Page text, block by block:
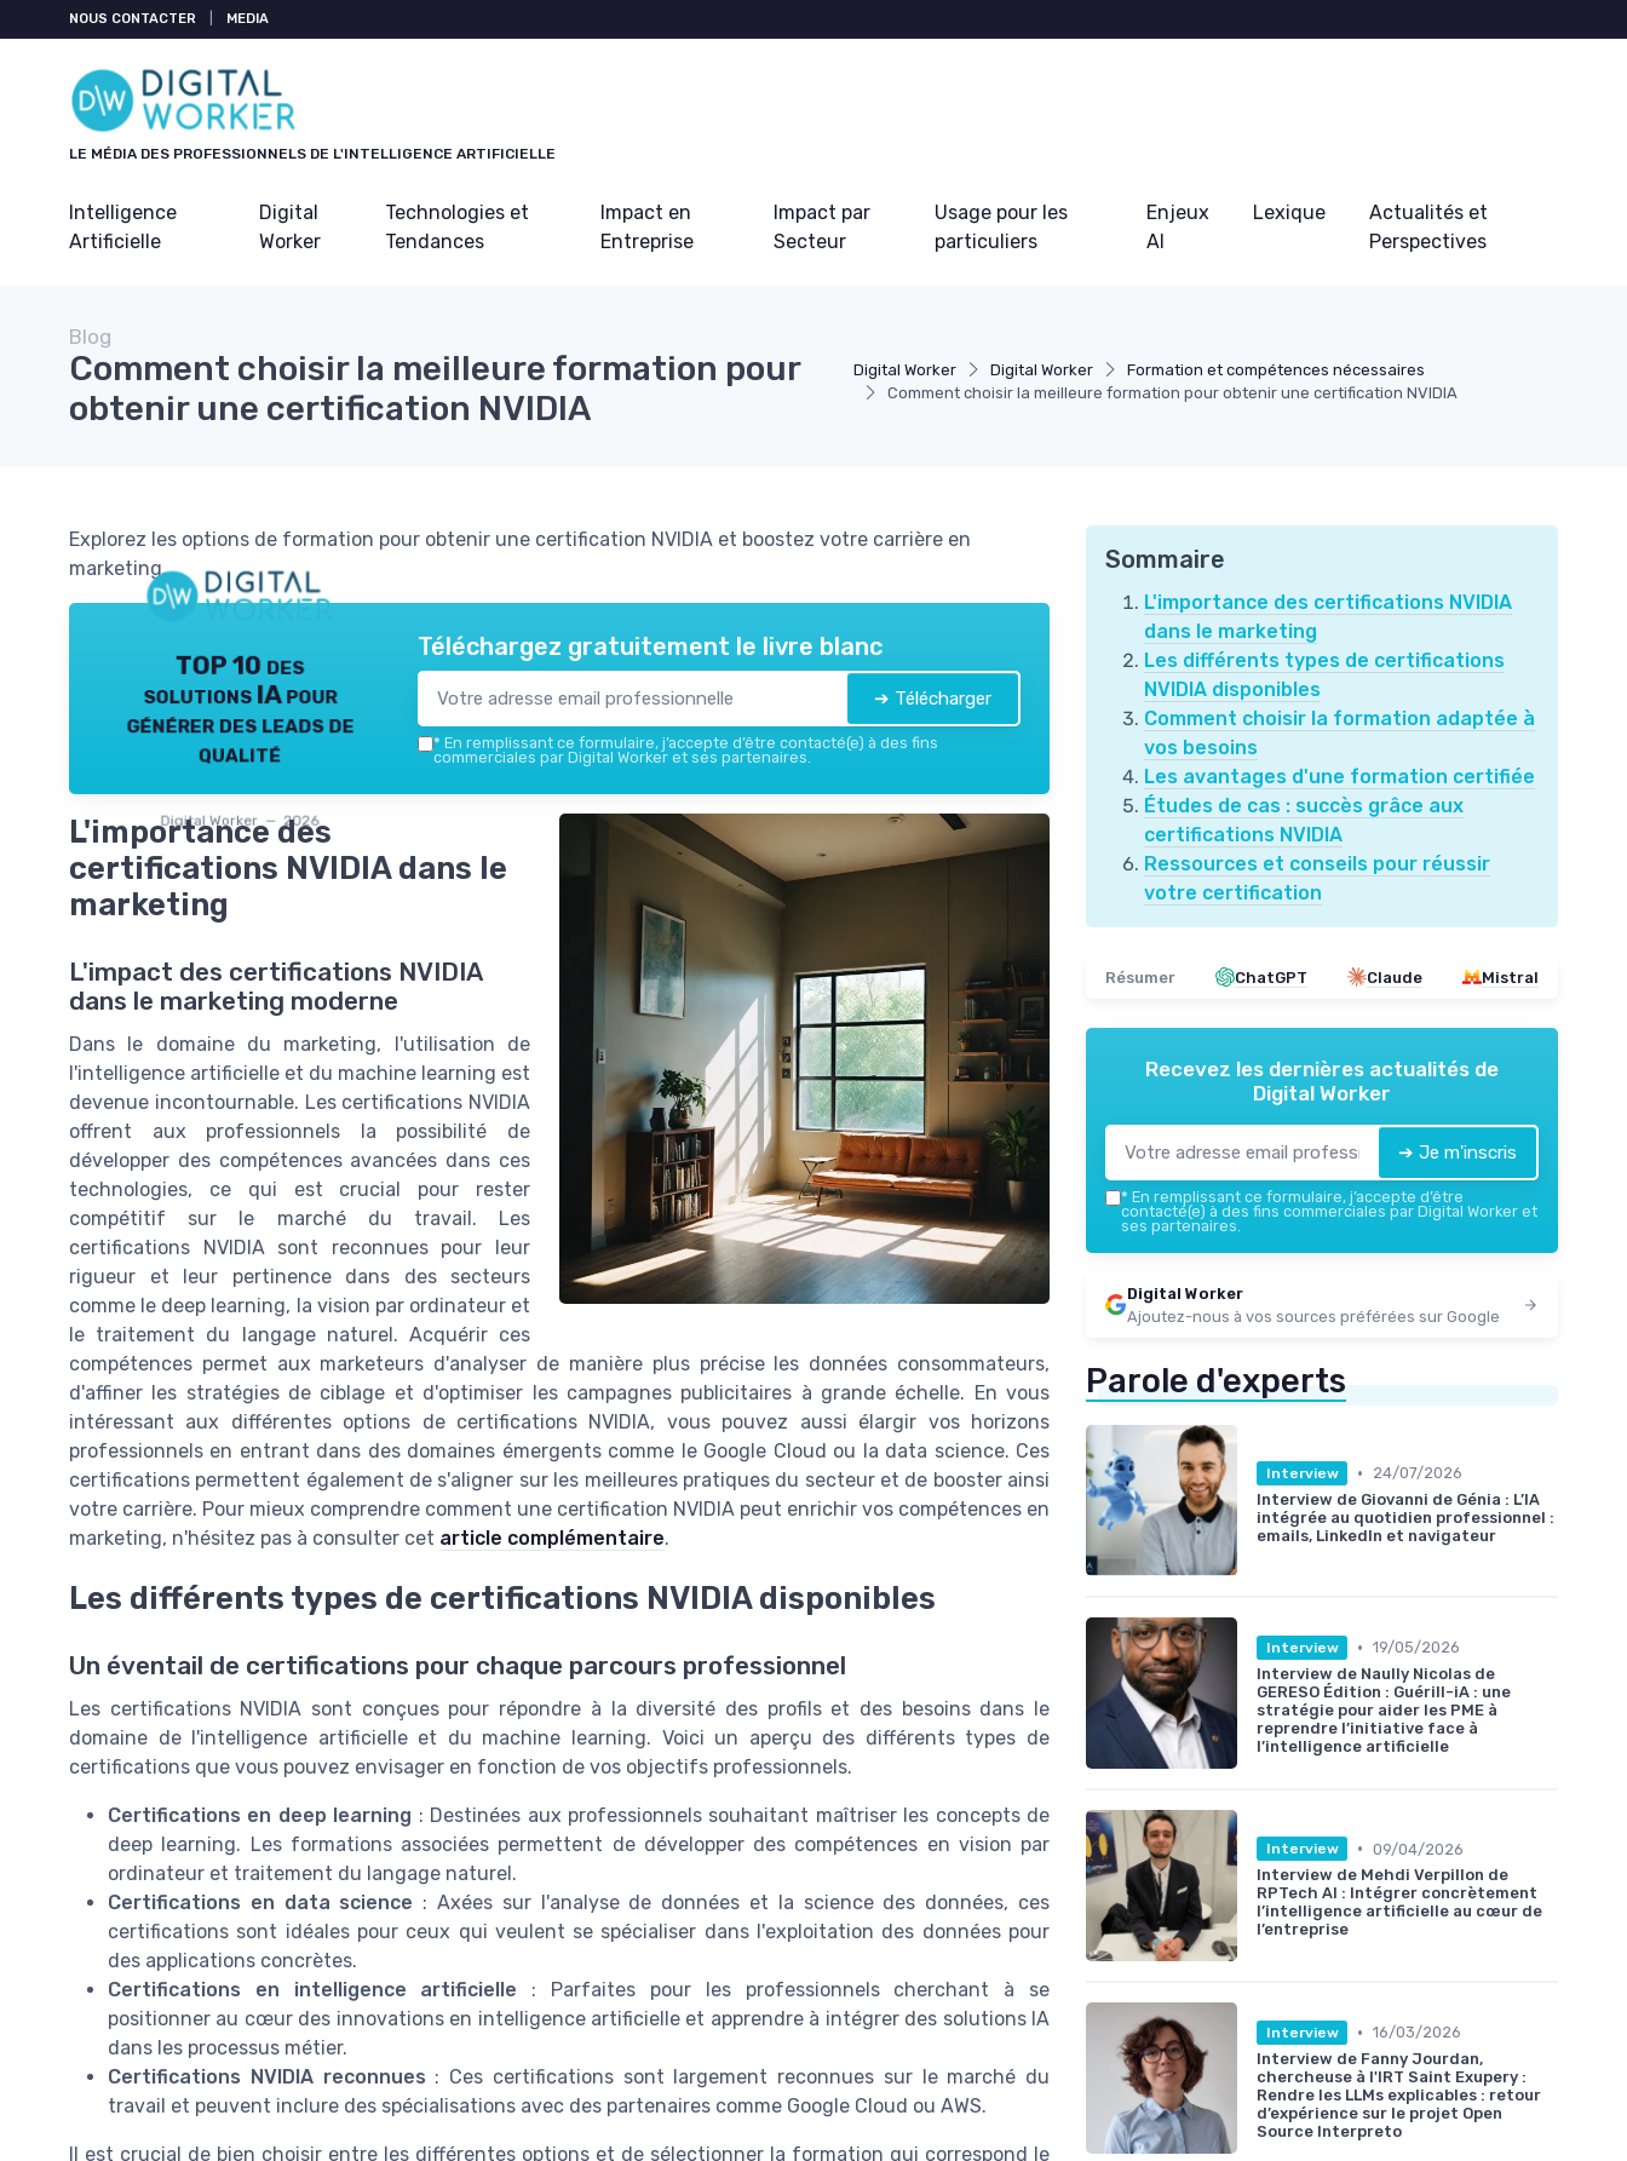
NOUS CONTACTER MEDIA
LE MÉDIA DES PROFESSIONNELS DE L'INTELLIGENCE ARTIFICIELLE
Intelligence
Artificielle
Digital
Worker
Technologies et
Tendances
Impact en
Entreprise
Impact par
Secteur
Usage pour les
particuliers
Enjeux
AI
Lexique
Actualités et
Perspectives
Digital Worker Digital Worker
Formation et compétences nécessaires
Comment choisir la meilleure formation pour obtenir une certification NVIDIA
Blog
Comment choisir la meilleure formation pour
obtenir une certification NVIDIA
Explorez les options de formation pour obtenir une certification NVIDIA et boostez votre carrière en
marketing.
TOP 10 des
solutions IA pour
générer des leads de
qualité
Digital Worker — 2026
Téléchargez gratuitement le livre blanc
➔ Télécharger
* En remplissant ce formulaire, j’accepte d’être contacté(e) à des fins
commerciales par Digital Worker et ses partenaires.
L'importance des
certifications NVIDIA dans le
marketing
L'impact des certifications NVIDIA
dans le marketing moderne
Dans le domaine du marketing, l'utilisation de
l'intelligence artificielle et du machine learning est
devenue incontournable. Les certifications NVIDIA
offrent aux professionnels la possibilité de
développer des compétences avancées dans ces
technologies, ce qui est crucial pour rester
compétitif sur le marché du travail. Les
certifications NVIDIA sont reconnues pour leur
rigueur et leur pertinence dans des secteurs
comme le deep learning, la vision par ordinateur et
le traitement du langage naturel. Acquérir ces
compétences permet aux marketeurs d'analyser de manière plus précise les données consommateurs,
d'affiner les stratégies de ciblage et d'optimiser les campagnes publicitaires à grande échelle. En vous
intéressant aux différentes options de certifications NVIDIA, vous pouvez aussi élargir vos horizons
professionnels en entrant dans des domaines émergents comme le Google Cloud ou la data science. Ces
certifications permettent également de s'aligner sur les meilleures pratiques du secteur et de booster ainsi
votre carrière. Pour mieux comprendre comment une certification NVIDIA peut enrichir vos compétences en
marketing, n'hésitez pas à consulter cet article complémentaire.
Les différents types de certifications NVIDIA disponibles
Un éventail de certifications pour chaque parcours professionnel
Les certifications NVIDIA sont conçues pour répondre à la diversité des profils et des besoins dans le
domaine de l'intelligence artificielle et du machine learning. Voici un aperçu des différents types de
certifications que vous pouvez envisager en fonction de vos objectifs professionnels.
Certifications en deep learning : Destinées aux professionnels souhaitant maîtriser les concepts de
deep learning. Les formations associées permettent de développer des compétences en vision par
ordinateur et traitement du langage naturel.
Certifications en data science : Axées sur l'analyse de données et la science des données, ces
certifications sont idéales pour ceux qui veulent se spécialiser dans l'exploitation des données pour
des applications concrètes.
Certifications en intelligence artificielle : Parfaites pour les professionnels cherchant à se
positionner au cœur des innovations en intelligence artificielle et apprendre à intégrer des solutions IA
dans les processus métier.
Certifications NVIDIA reconnues : Ces certifications sont largement reconnues sur le marché du
travail et peuvent inclure des spécialisations avec des partenaires comme Google Cloud ou AWS.
Il est crucial de bien choisir entre les différentes options et de sélectionner la formation qui correspond le
Sommaire
L'importance des certifications NVIDIA
dans le marketing
Les différents types de certifications
NVIDIA disponibles
Comment choisir la formation adaptée à
vos besoins
Les avantages d'une formation certifiée
Études de cas : succès grâce aux
certifications NVIDIA
Ressources et conseils pour réussir
votre certification
Résumer ChatGPT Claude Mistral
Recevez les dernières actualités de
Digital Worker
➔ Je m'inscris
* En remplissant ce formulaire, j’accepte d’être
contacté(e) à des fins commerciales par Digital Worker et
ses partenaires.
Digital Worker
Ajoutez-nous à vos sources préférées sur Google
Parole d'experts
Interview •
24/07/2026
Interview de Giovanni de Génia : L’IA
intégrée au quotidien professionnel :
emails, LinkedIn et navigateur
Interview • 19/05/2026
Interview de Naully Nicolas de
GERESO Édition : Guérill-iA : une
stratégie pour aider les PME à
reprendre l’initiative face à
l’intelligence artificielle
Interview • 09/04/2026
Interview de Mehdi Verpillon de
RPTech AI : Intégrer concrètement
l’intelligence artificielle au cœur de
l’entreprise
Interview • 16/03/2026
Interview de Fanny Jourdan,
chercheuse à l'IRT Saint Exupery :
Rendre les LLMs explicables : retour
d’expérience sur le projet Open
Source Interpreto
Panneau de gestion des cookies